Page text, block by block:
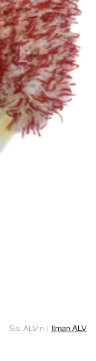
Sis. ALV:n | Ilman ALV